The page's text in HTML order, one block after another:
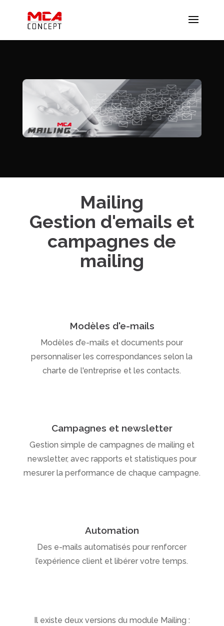
Mailing
Gestion d'emails et
campagnes de
mailing
Modèles d'e-mails
Modèles d’e-mails et documents pour
personnaliser les correspondances selon la
charte de l'entreprise et les contacts.
Campagnes et newsletter
Gestion simple de campagnes de mailing et
newsletter, avec rapports et statistiques pour
mesurer la performance de chaque campagne.
Automation
Des e-mails automatisés pour renforcer
l’expérience client et libérer votre temps.
Il existe deux versions du module Mailing :